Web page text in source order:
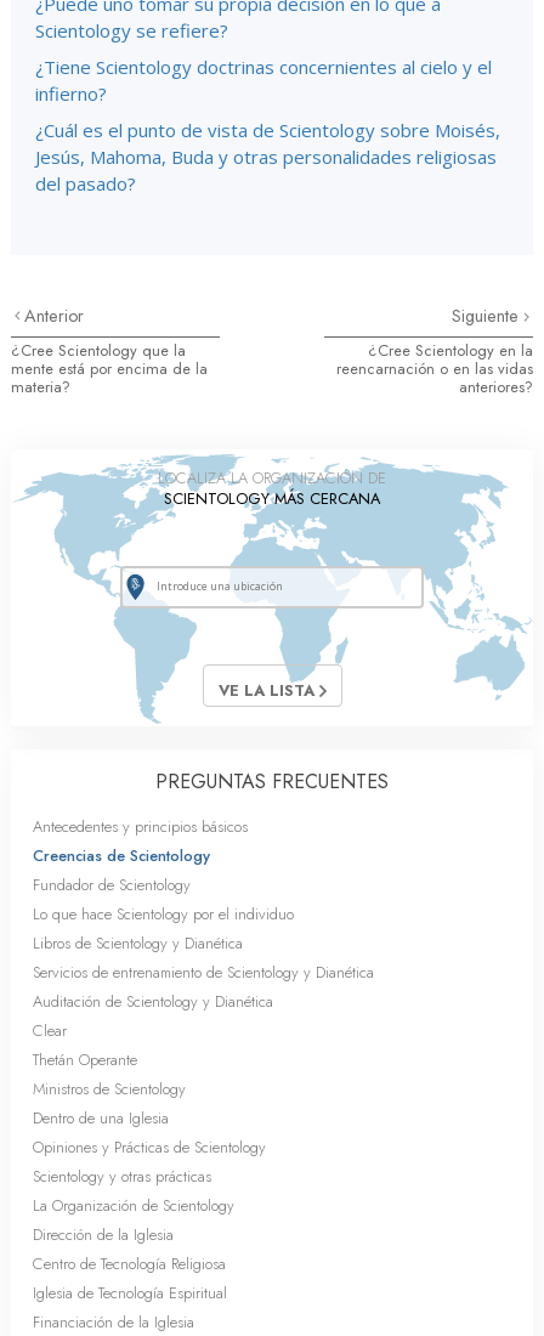
Scientology se refiere?
¿Tiene Scientology doctrinas concernientes al cielo y el
infierno?
¿Cuál es el punto de vista de Scientology sobre Moisés,
Jesús, Mahoma, Buda y otras personalidades religiosas
del pasado?
Anterior
¿Cree Scientology que la
mente está por encima de la
materia?
Siguiente
¿Cree Scientology en la
reencarnación o en las vidas
anteriores?
LOCALIZA LA ORGANIZACIÓN DE
SCIENTOLOGY MÁS CERCANA
VE LA LISTA
PREGUNTAS FRECUENTES
Antecedentes y principios básicos
Creencias de Scientology
Fundador de Scientology
Lo que hace Scientology por el individuo
Libros de Scientology y Dianética
Servicios de entrenamiento de Scientology y Dianética
Auditación de Scientology y Dianética
Clear
Thetán Operante
Ministros de Scientology
Dentro de una Iglesia
Opiniones y Prácticas de Scientology
Scientology y otras prácticas
La Organización de Scientology
Dirección de la Iglesia
Centro de Tecnología Religiosa
Iglesia de Tecnología Espiritual
Financiación de la Iglesia